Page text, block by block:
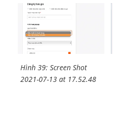
Hình 39: Screen Shot
2021-07-13 at 17.52.48